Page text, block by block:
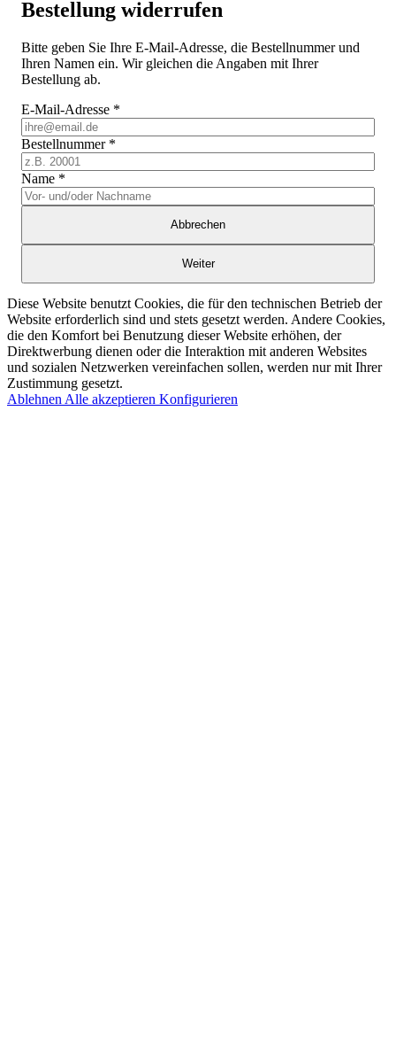
Bestellung widerrufen
Bitte geben Sie Ihre E-Mail-Adresse, die Bestellnummer und
Ihren Namen ein. Wir gleichen die Angaben mit Ihrer
Bestellung ab.
E-Mail-Adresse *
Bestellnummer *
Name *
Abbrechen
Weiter
Diese Website benutzt Cookies, die für den technischen Betrieb der
Website erforderlich sind und stets gesetzt werden. Andere Cookies,
die den Komfort bei Benutzung dieser Website erhöhen, der
Direktwerbung dienen oder die Interaktion mit anderen Websites
und sozialen Netzwerken vereinfachen sollen, werden nur mit Ihrer
Zustimmung gesetzt.
Ablehnen Alle akzeptieren Konfigurieren